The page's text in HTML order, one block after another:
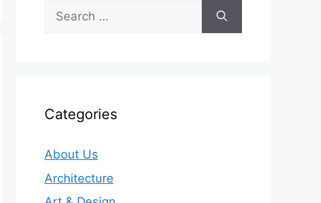
Search
for:
Categories
About Us
Architecture